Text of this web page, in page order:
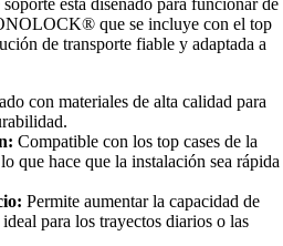
está diseñado para funcionar de
que se incluye con el top
de transporte fiable y adaptada a
con materiales de alta calidad para
Compatible con los top cases de la
hace que la instalación sea rápida
Permite aumentar la capacidad de
para los trayectos diarios o las